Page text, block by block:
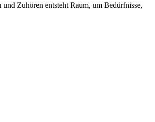
Zuhören entsteht Raum, um Bedürfnisse,